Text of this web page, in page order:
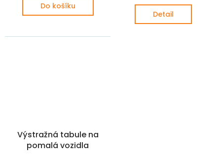
Do košíku
Detail
Výstražná tabule na
pomalá vozidla